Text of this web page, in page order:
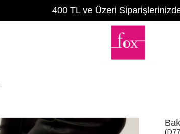
400 TL ve Üzeri